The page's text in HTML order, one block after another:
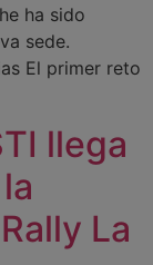
ha sido
sede.
El primer reto
llega
La